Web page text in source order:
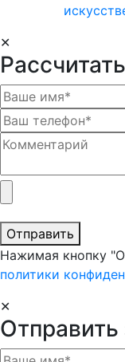
✕
Отправить
Нажимая кнопку
политики
✕
Отправить